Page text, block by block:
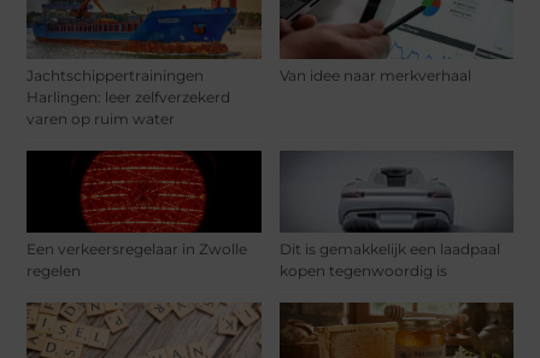
Jachtschippertrainingen
Harlingen: leer zelfverzekerd
varen op ruim water
Van idee naar merkverhaal
Een verkeersregelaar in Zwolle
regelen
Dit is gemakkelijk een laadpaal
kopen tegenwoordig is